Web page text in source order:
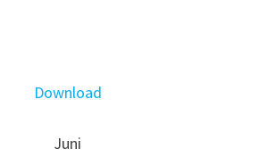
Download
Juni